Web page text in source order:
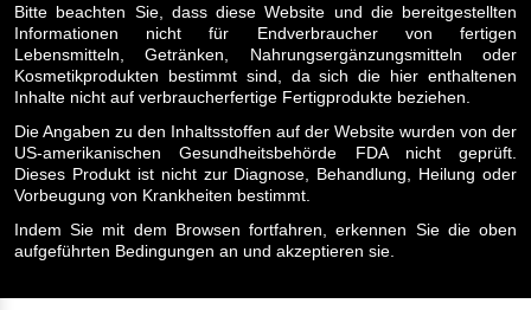
Bitte beachten Sie, dass diese Website und die bereitgestellten
Informationen nicht für Endverbraucher von fertigen
Lebensmitteln, Getränken, Nahrungsergänzungsmitteln oder
Kosmetikprodukten bestimmt sind, da sich die hier enthaltenen
Inhalte nicht auf verbraucherfertige Fertigprodukte beziehen.
Die Angaben zu den Inhaltsstoffen auf der Website wurden von der
US-amerikanischen Gesundheitsbehörde FDA nicht geprüft.
Dieses Produkt ist nicht zur Diagnose, Behandlung, Heilung oder
Vorbeugung von Krankheiten bestimmt.
Indem Sie mit dem Browsen fortfahren, erkennen Sie die oben
aufgeführten Bedingungen an und akzeptieren sie.